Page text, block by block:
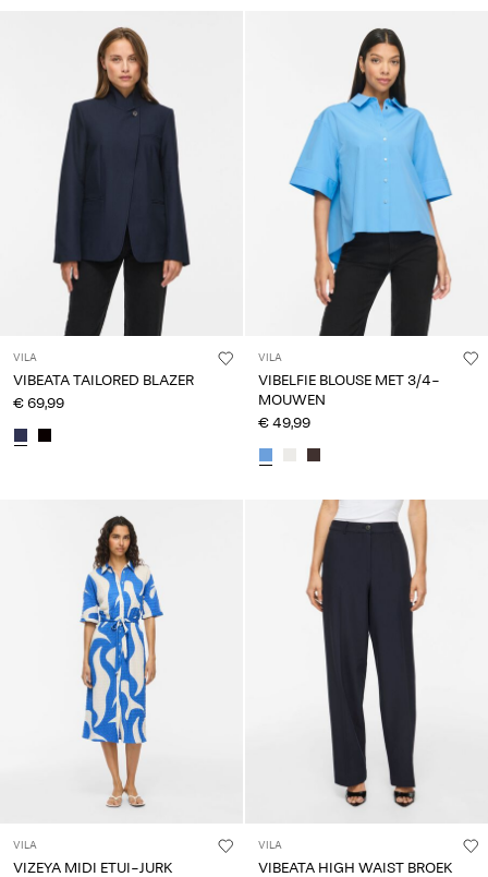
VILA
VIBEATA TAILORED BLAZER
€ 69,99
VILA
VIBELFIE BLOUSE MET 3/4-
MOUWEN
€ 49,99
VILA
VIZEYA MIDI ETUI-JURK
VILA
VIBEATA HIGH WAIST BROEK